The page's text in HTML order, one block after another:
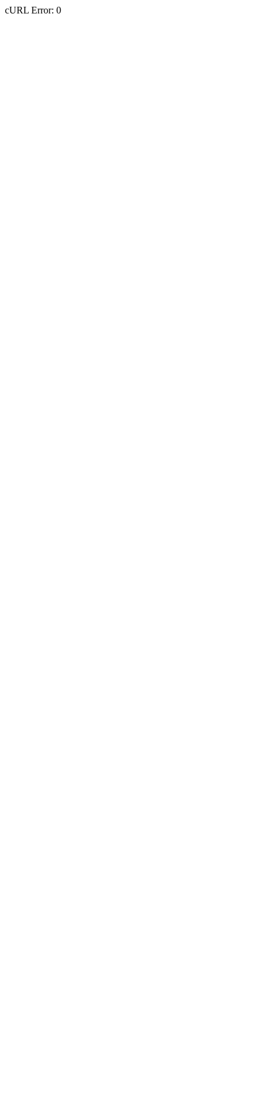
cURL Error: 0